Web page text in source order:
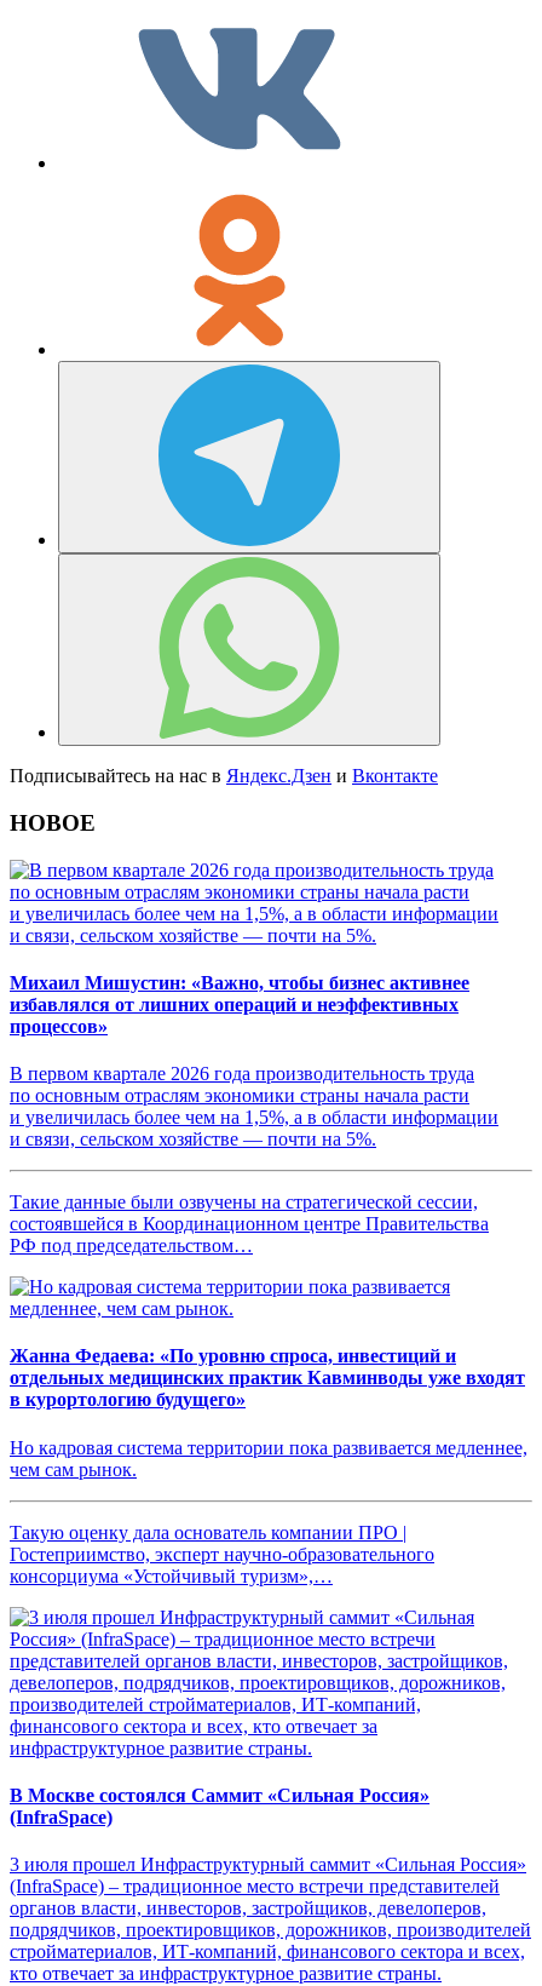
Подписывайтесь на нас в Яндекс.Дзен и Вконтакте
НОВОЕ
Михаил Мишустин: «Важно, чтобы бизнес активнее
избавлялся от лишних операций и неэффективных
процессов»
В первом квартале 2026 года производительность труда
по основным отраслям экономики страны начала расти
и увеличилась более чем на 1,5%, а в области информации
и связи, сельском хозяйстве — почти на 5%.
Такие данные были озвучены на стратегической сессии,
состоявшейся в Координационном центре Правительства
РФ под председательством…
Жанна Федаева: «По уровню спроса, инвестиций и
отдельных медицинских практик Кавминводы уже входят
в курортологию будущего»
Но кадровая система территории пока развивается медленнее,
чем сам рынок.
Такую оценку дала основатель компании ПРО |
Гостеприимство, эксперт научно-образовательного
консорциума «Устойчивый туризм»,…
В Москве состоялся Саммит «Сильная Россия»
(InfraSpace)
3 июля прошел Инфраструктурный саммит «Сильная Россия»
(InfraSpace) – традиционное место встречи представителей
органов власти, инвесторов, застройщиков, девелоперов,
подрядчиков, проектировщиков, дорожников, производителей
стройматериалов, ИТ-компаний, финансового сектора и всех,
кто отвечает за инфраструктурное развитие страны.